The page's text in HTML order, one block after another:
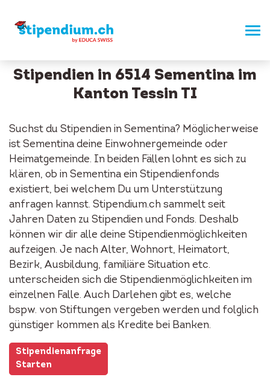
Stipendien in 6514 Sementina im
Kanton Tessin TI
Suchst du Stipendien in Sementina? Möglicherweise
ist Sementina deine Einwohnergemeinde oder
Heimatgemeinde. In beiden Fällen lohnt es sich zu
klären, ob in Sementina ein Stipendienfonds
existiert, bei welchem Du um Unterstützung
anfragen kannst. Stipendium.ch sammelt seit
Jahren Daten zu Stipendien und Fonds. Deshalb
können wir dir alle deine Stipendienmöglichkeiten
aufzeigen. Je nach Alter, Wohnort, Heimatort,
Bezirk, Ausbildung, familiäre Situation etc.
unterscheiden sich die Stipendienmöglichkeiten im
einzelnen Falle. Auch Darlehen gibt es, welche
bspw. von Stiftungen vergeben werden und folglich
günstiger kommen als Kredite bei Banken.
Stipendienanfrage
Starten